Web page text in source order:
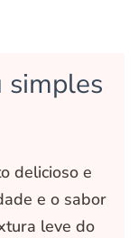
simples
delicioso e
e o sabor
leve do